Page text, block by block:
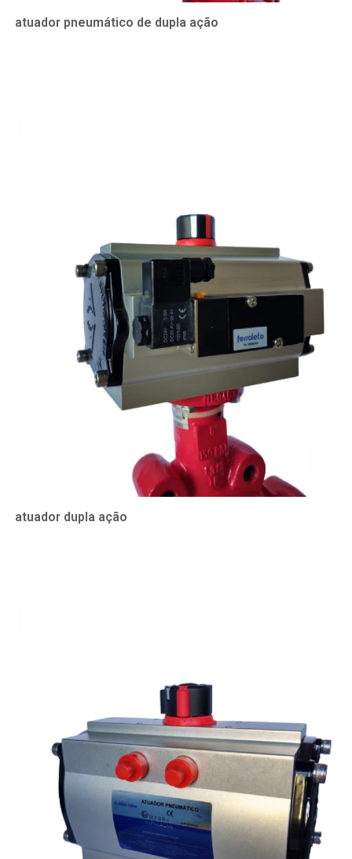
atuador pneumático de dupla ação
atuador dupla ação